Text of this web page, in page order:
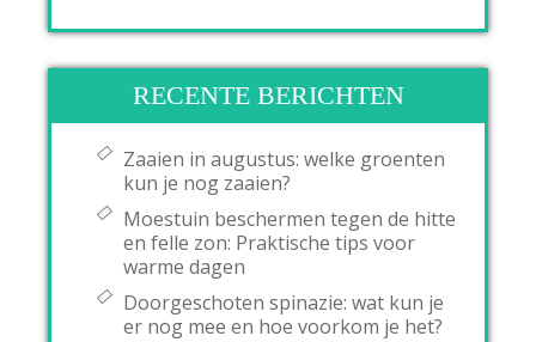
RECENTE BERICHTEN
Zaaien in augustus: welke groenten
kun je nog zaaien?
Moestuin beschermen tegen de hitte
en felle zon: Praktische tips voor
warme dagen
Doorgeschoten spinazie: wat kun je
er nog mee en hoe voorkom je het?